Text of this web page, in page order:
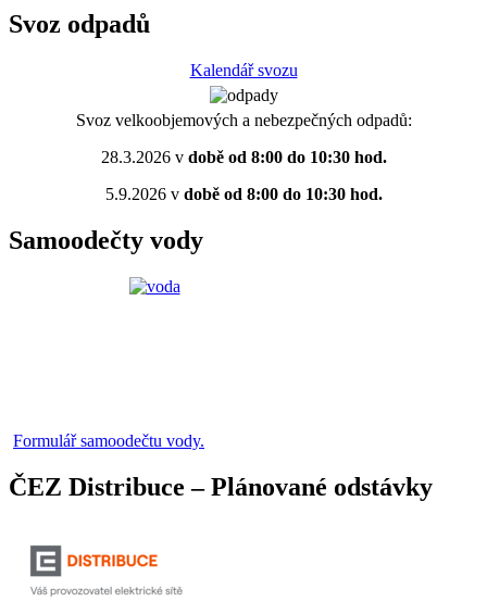
Svoz odpadů
Kalendář svozu
Svoz velkoobjemových a nebezpečných odpadů:
28.3.2026 vdobě od 8:00 do 10:30 hod.
5.9.2026 vdobě od 8:00 do 10:30 hod.
Samoodečty vody
Formulář samoodečtu vody.
ČEZ Distribuce – Plánované odstávky